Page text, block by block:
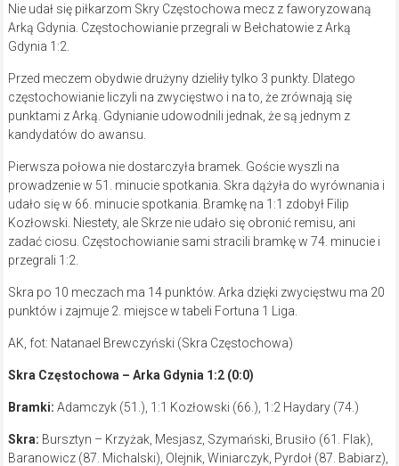
Nie udał się piłkarzom Skry Częstochowa mecz z faworyzowaną
Arką Gdynia. Częstochowianie przegrali w Bełchatowie z Arką
Gdynia 1:2.
Przed meczem obydwie drużyny dzieliły tylko 3 punkty. Dlatego
częstochowianie liczyli na zwycięstwo i na to, że zrównają się
punktami z Arką. Gdynianie udowodnili jednak, że są jednym z
kandydatów do awansu.
Pierwsza połowa nie dostarczyła bramek. Goście wyszli na
prowadzenie w 51. minucie spotkania. Skra dążyła do wyrównania i
udało się w 66. minucie spotkania. Bramkę na 1:1 zdobył Filip
Kozłowski. Niestety, ale Skrze nie udało się obronić remisu, ani
zadać ciosu. Częstochowianie sami stracili bramkę w 74. minucie i
przegrali 1:2.
Skra po 10 meczach ma 14 punktów. Arka dzięki zwycięstwu ma 20
punktów i zajmuje 2. miejsce w tabeli Fortuna 1 Liga.
AK, fot: Natanael Brewczyński (Skra Częstochowa)
Skra Częstochowa – Arka Gdynia 1:2 (0:0)
Bramki: Adamczyk (51.), 1:1 Kozłowski (66.), 1:2 Haydary (74.)
Skra: Bursztyn – Krzyżak, Mesjasz, Szymański, Brusiło (61. Flak),
Baranowicz (87. Michalski), Olejnik, Winiarczyk, Pyrdoł (87. Babiarz),